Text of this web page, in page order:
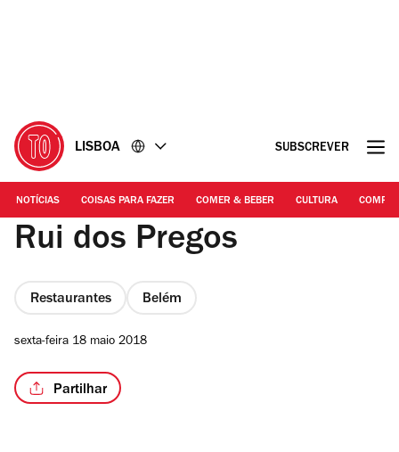
LISBOA SUBSCREVER
NOTÍCIAS COISAS PARA FAZER COMER & BEBER CULTURA
Rui dos Pregos
Restaurantes Belém
sexta-feira 18 maio 2018
Partilhar